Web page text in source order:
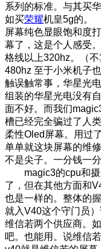
系列的标准。与其买
如买荣耀机皇5g的。
屏幕纯色显眼饱和度
幕了，这是个人感受
格线以上320hz。（
480hz 至于小米机子
触误触常事，华星光
组装的华星光电没有
面不好。而我们
槽已经完全骗过了人
柔性Oled屏幕。用过
单单就这块屏幕的维
不是尖子。一分钱一分
magic3的cpu和摄
了，但在其他方面和
也是一样的。整体的
就入V40这个守门员
维信若两个供应商。
吧。也能用。说维信